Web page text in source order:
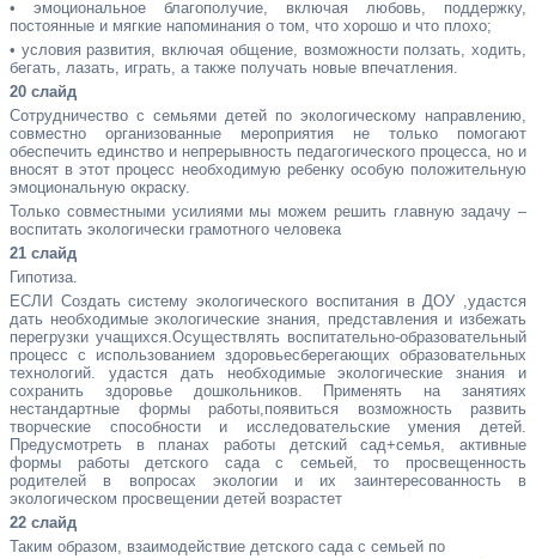
• эмоциональное благополучие, включая любовь, поддержку,
постоянные и мягкие напоминания о том, что хорошо и что плохо;
• условия развития, включая общение, возможности ползать, ходить,
бегать, лазать, играть, а также получать новые впечатления.
20 слайд
Сотрудничество с семьями детей по экологическому направлению,
совместно организованные мероприятия не только помогают
обеспечить единство и непрерывность педагогического процесса, но и
вносят в этот процесс необходимую ребенку особую положительную
эмоциональную окраску.
Только совместными усилиями мы можем решить главную задачу –
воспитать экологически грамотного человека
21 слайд
Гипотиза.
ЕСЛИ Создать систему экологического воспитания в ДОУ ,удастся
дать необходимые экологические знания, представления и избежать
перегрузки учащихся.Осуществлять воспитательно-образовательный
процесс с использованием здоровьесберегающих образовательных
технологий. удастся дать необходимые экологические знания и
сохранить здоровье дошкольников. Применять на занятиях
нестандартные формы работы,появиться возможность развить
творческие способности и исследовательские умения детей.
Предусмотреть в планах работы детский сад+семья, активные
формы работы детского сада с семьей, то просвещенность
родителей в вопросах экологии и их заинтересованность в
экологическом просвещении детей возрастет
22 слайд
Таким образом, взаимодействие детского сада с семьей по